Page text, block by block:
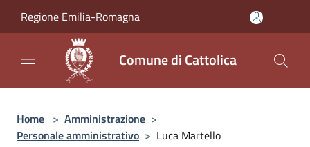
Regione Emilia-Romagna
Comune di Cattolica
Home > Amministrazione >
Personale amministrativo > Luca Martello